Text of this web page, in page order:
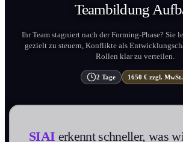
Teambildung
Ihr Team stagniert nach der Forming-Phase? Sie
gezielt zu steuern, Konflikte als
Rollen klar zu verteilen.
2 Tage 1650 € zzgl. MwSt.
SIAI erkennt schneller, was